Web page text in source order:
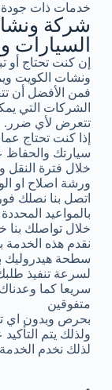
خدمات ذات جودة
شركة
السيارات
إن كنت تحتاج
ونشات الكويت
فمن الأفضل أن
الشركات التي
تتعرض لأي ضرر.
إذا كنت تحتاج
سيارتك والحفاظ
خلال فترة النقل
ورشة اصلاح او
اتصل بنا نصلك
بالمواعيد
خلال تواصلك بنا خدمة 24 ساعة على
نقدم هذه الخدمة
سطحة هيدروليك
لسرعة تنفيذ
سريعا كما
متفوقين
بحرص وبدون اي
ولذلك يتم
لذلك نخدم